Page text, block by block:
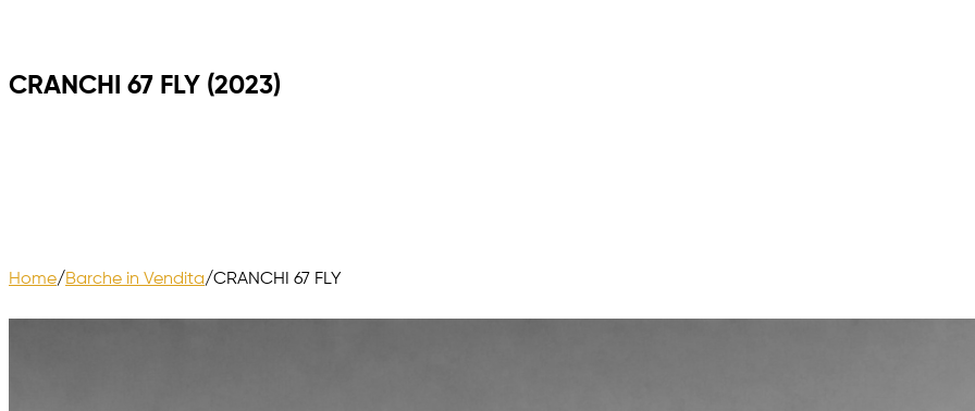
CRANCHI 67 FLY (2023)
Home/Barche in Vendita/CRANCHI 67 FLY